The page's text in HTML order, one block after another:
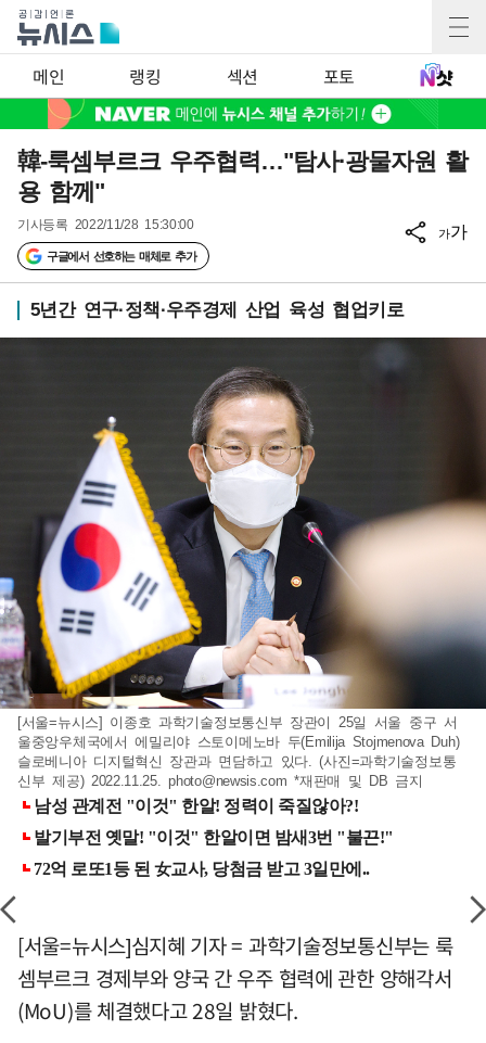
메인 랭킹 섹션 포토
韓-룩셈부르크 우주협력…"탐사·광물자원 활
용 함께"
기사등록 2022/11/28 15:30:00
구글에서 선호하는 매체로 추가
가가
5년간 연구·정책·우주경제 산업 육성 협업키로
[서울=뉴시스] 이종호 과학기술정보통신부 장관이 25일 서울 중구 서
울중앙우체국에서 에밀리야 스토이메노바 두(Emilija Stojmenova Duh)
슬로베니아 디지털혁신 장관과 면담하고 있다. (사진=과학기술정보통
신부 제공) 2022.11.25.photo@newsis.com *재판매 및 DB 금지
[서울=뉴시스]심지혜 기자 = 과학기술정보통신부는 룩
셈부르크 경제부와 양국 간 우주 협력에 관한 양해각서
(MoU)를 체결했다고 28일 밝혔다.